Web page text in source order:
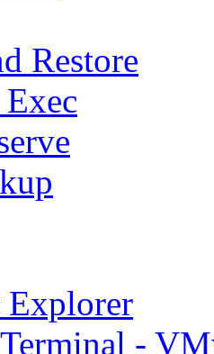
Restore
Explorer
-